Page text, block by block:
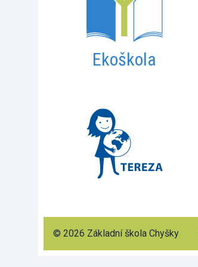
Ekoškola
© 2026 Základní škola Chyšky